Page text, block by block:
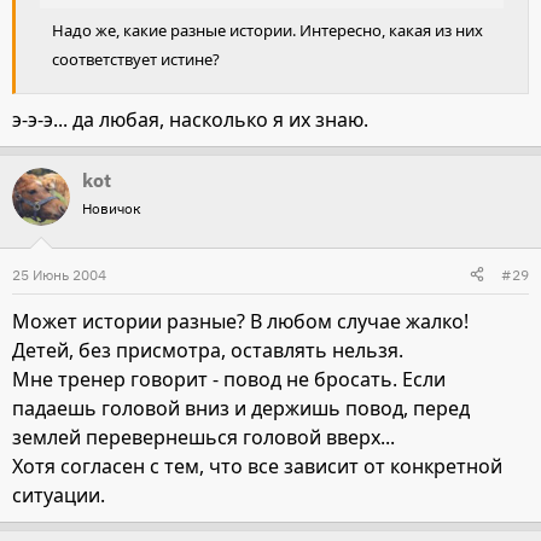
Надо же, какие разные истории. Интересно, какая из них
соответствует истине?
э-э-э... да любая, насколько я их знаю.
kot
Новичок
25 Июнь 2004 #29
Может истории разные? В любом случае жалко!
Детей, без присмотра, оставлять нельзя.
Мне тренер говорит - повод не бросать. Если
падаешь головой вниз и держишь повод, перед
землей перевернешься головой вверх...
Хотя согласен с тем, что все зависит от конкретной
ситуации.